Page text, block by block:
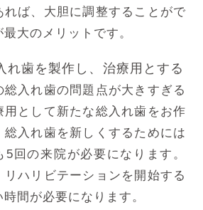
れば、大胆に調整することがで
大のメリットです。
れ歯を製作し、治療用とする
入れ歯の問題点が大きすぎる
用として新たな総入れ歯をお作
総入れ歯を新しくするためには
5回の来院が必要になります。
リハリビテーションを開始する
時間が必要になります。